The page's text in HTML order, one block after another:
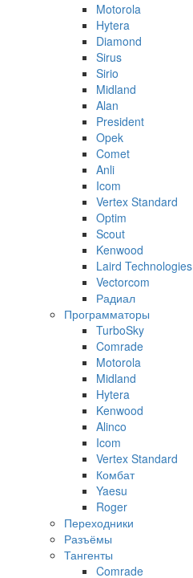
Motorola
Hytera
Diamond
Sirus
Sirio
Midland
Alan
President
Opek
Comet
Anli
Icom
Vertex Standard
Optim
Scout
Kenwood
Laird Technologies
Vectorcom
Радиал
Программаторы
TurboSky
Comrade
Motorola
Midland
Hytera
Kenwood
Alinco
Icom
Vertex Standard
Комбат
Yaesu
Roger
Переходники
Разъёмы
Тангенты
Comrade